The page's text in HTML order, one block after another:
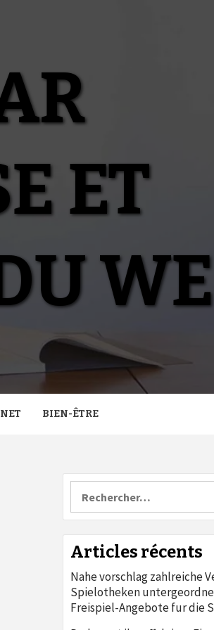
ET
BIEN-ÊTRE
Articles récents
Nahe vorschlag zahlreiche
Spielotheken
Freispiel-Angebote fur die